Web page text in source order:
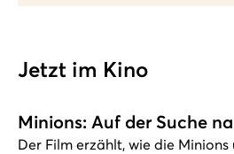
Jetzt im Kino
Minions: Auf der Suche
Der Film erzählt, wie die Minions